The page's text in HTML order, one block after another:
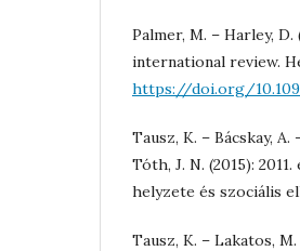
Palmer, M. – Harley,
international review.
https://doi.org/
Tausz, K. – Bácskay,
Tóth, J. N. (2015):
helyzete és szociális
Tausz, K. – Lakatos,